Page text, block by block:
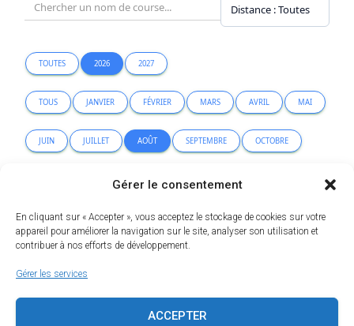
Gérer le consentement
En cliquant sur « Accepter », vous acceptez le stockage de cookies sur votre
appareil pour améliorer la navigation sur le site, analyser son utilisation et
contribuer à nos efforts de développement.
Gérer les services
ACCEPTER
TOUTES 2026 2027
TOUS JANVIER FÉVRIER MARS AVRIL MAI
JUIN JUILLET AOÛT SEPTEMBRE OCTOBRE
DÉCEMBRE
Erreur lors de la recherche.